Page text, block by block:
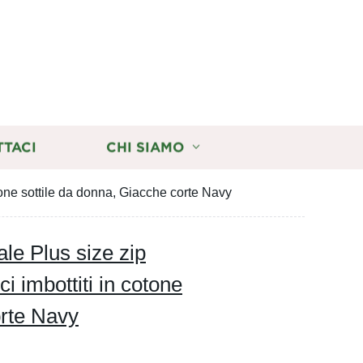
CHI SIAMO
sottile da donna, Giacche corte Navy
Plus size zip
imbottiti in cotone
Navy